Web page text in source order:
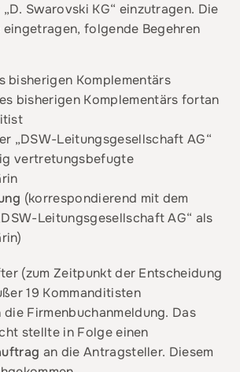
„D. Swarovski KG“ einzutragen. Die
folgende Begehren
bisherigen Komplementärs
bisherigen Komplementärs fortan
„DSW-Leitungsgesellschaft AG“
vertretungsbefugte
(korrespondierend mit dem
Leitungsgesellschaft AG“ als
(zum Zeitpunkt der Entscheidung
19 Kommanditisten
Firmenbuchanmeldung. Das
stellte in Folge einen
an die Antragsteller. Diesem